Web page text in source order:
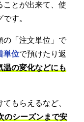
ことが出来て、使
す。
の「注文単位」で
単位で預けたり返
温の変化などにも
もらえるなど、
のシーズンまで安